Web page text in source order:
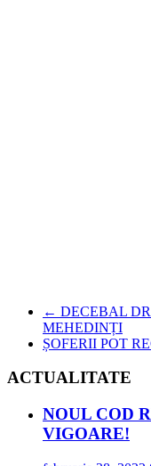
← DECEBAL
MEHEDINȚI
ȘOFERII POT
ACTUALITATE
NOUL COD
VIGOARE!